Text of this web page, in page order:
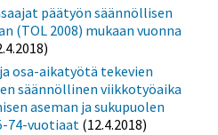
päätyön säännöllisen
(TOL 2008) mukaan vuonna
osa-aikatyötä tekevien
säännöllinen viikkotyöaika
aseman ja sukupuolen
74-vuotiaat (12.4.2018)